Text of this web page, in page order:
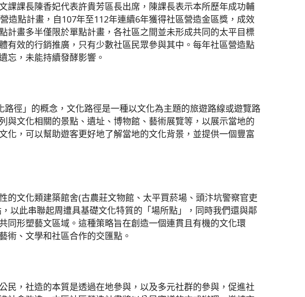
課課長陳香妃代表許貴芳區長出席，陳課長表示本所歷年成功輔
造點計畫，自107年至112年連續6年獲得社區營造金區獎，成效
計畫多半僅限於單點計畫，各社區之間並未形成共同的太平目標
有效的行銷推廣，只有少數社區民眾參與其中。每年社區營造點
忘，未能持續發酵影響。
路徑」的概念，文化路徑是一種以文化為主題的旅遊路線或遊覽路
與文化相關的景點、遺址、博物館、藝術展覽等，以展示當地的
化，可以幫助遊客更好地了解當地的文化背景，並提供一個豐富
的文化類建築館舍(古農莊文物館、太平買菸場、頭汴坑警察官吏
以此串聯起周遭具基礎文化特質的「場所點」，同時我們還與鄰
同形塑藝文區域。這種策略旨在創造一個連貫且有機的文化環
術、文學和社區合作的交匯點。
民，社造的本質是透過在地參與，以及多元社群的參與，促進社